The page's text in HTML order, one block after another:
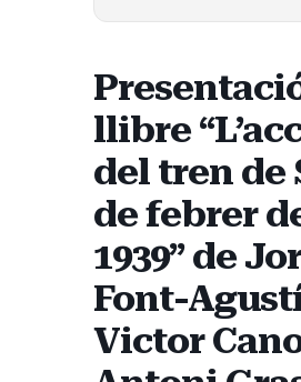
llibre
del tren de
de febrer
1939” de
Font-
Victor